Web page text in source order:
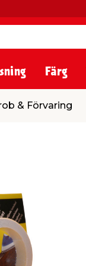
Färg
Hyllplan
& Förvaring